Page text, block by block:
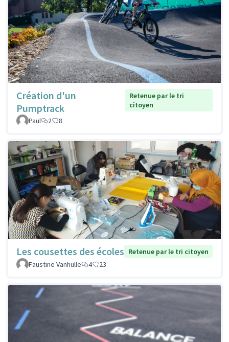
Création d'un
Pumptrack
Retenue par le tri
citoyen
Paul
2 8
Les cousettes des écoles Retenue par le tri citoyen
Faustine Vanhulle
4 23